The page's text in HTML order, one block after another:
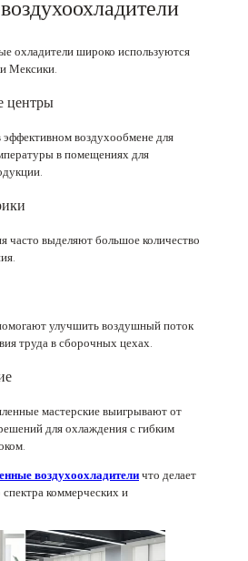
охладители широко используются
Мексики.
центры
воздухообмене для
в помещениях для
часто выделяют большое количество
улучшить воздушный поток
труда в сборочных цехах.
мастерские выигрывают от
для охлаждения с гибким
воздухоохладителичто делает
коммерческих и